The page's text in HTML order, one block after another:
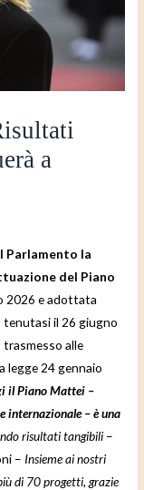
a
Parlamento la
del Piano
2026 e adottata
tenutasi il 26 giugno
alle
legge 24 gennaio
il Piano Mattei –
internazionale – è una
risultati tangibili –
– Insieme ai nostri
di 70 progetti, grazie